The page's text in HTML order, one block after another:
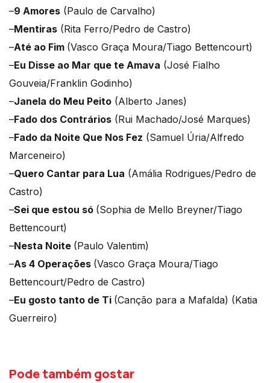
–9 Amores (Paulo de Carvalho)
–Mentiras (Rita Ferro/Pedro de Castro)
–Até ao Fim (Vasco Graça Moura/Tiago Bettencourt)
–Eu Disse ao Mar que te Amava (José Fialho
Gouveia/Franklin Godinho)
–Janela do Meu Peito (Alberto Janes)
–Fado dos Contrários (Rui Machado/José Marques)
–Fado da Noite Que Nos Fez (Samuel Úria/Alfredo
Marceneiro)
–Quero Cantar para Lua (Amália Rodrigues/Pedro de
Castro)
–Sei que estou só (Sophia de Mello Breyner/Tiago
Bettencourt)
–Nesta Noite (Paulo Valentim)
–As 4 Operações (Vasco Graça Moura/Tiago
Bettencourt/Pedro de Castro)
–Eu gosto tanto de Ti (Canção para a Mafalda) (Katia
Guerreiro)
Pode também gostar